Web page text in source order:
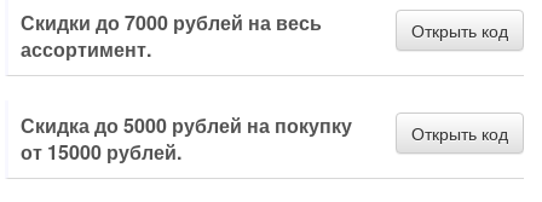
Скидки до 7000 рублей на весь
ассортимент.
Открыть код
Скидка до 5000 рублей на покупку
от 15000 рублей.
Открыть код